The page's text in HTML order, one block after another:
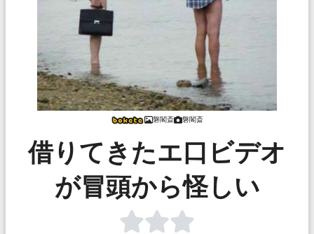
磐閣斎 磐閣斎
借りてきたエ口ビデオ
が冒頭から怪しい